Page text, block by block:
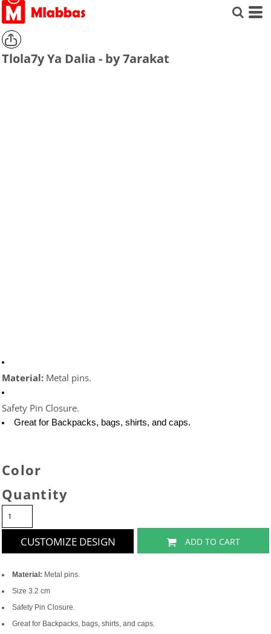
Tlola7y Ya Dalia - by 7arakat
Material: Metal pins.
Safety Pin Closure.
Great for Backpacks, bags, shirts, and caps.
Color
Quantity
CUSTOMIZE DESIGN ADD TO CART
Material: Metal pins.
Size 3.2 cm
Safety Pin Closure.
Great for Backpacks, bags, shirts, and caps.